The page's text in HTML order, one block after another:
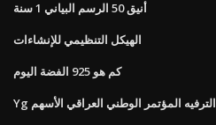
أنيق 50 الرسم البياني 1 سنة
الهيكل التنظيمي للإنشاءات
كم هو 925 الفضة اليوم
Yg الترفيه المؤتمر الوطني العراقي الأسهم